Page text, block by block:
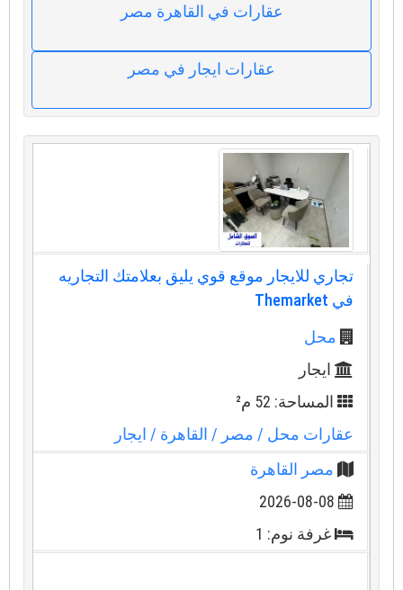
عقارات في القاهرة مصر
عقارات ايجار في مصر
تجاري للايجار موقع قوي يليق بعلامتك التجاريه
في Themarket
محل
ايجار
المساحة: 52 م²
عقارات محل / مصر / القاهرة/ ايجار
مصر القاهرة
2026-08-08
غرفة نوم: 1